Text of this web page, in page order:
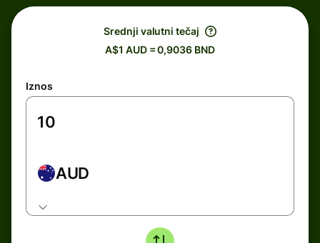
Srednji valutni tečaj
A$1 AUD = 0,9036 BND
Iznos
AUD